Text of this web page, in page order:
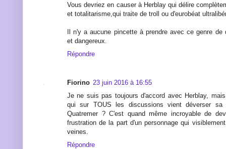
Vous devriez en causer à Herblay qui délire
et totalitarisme,qui traite de troll ou d'eurobéat
Il n'y a aucune pincette à prendre avec ce genre de
et dangereux.
Répondre
Fiorino 23 juin 2016 à 16:55
Je ne suis pas toujours d'accord avec Herblay,
qui sur TOUS les discussions vient déverser
Quatremer ? C'est quand même incroyable de
frustration de la part d'un personnage qui
veines.
Répondre